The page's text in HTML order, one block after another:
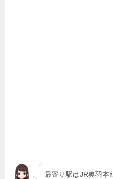
最寄り駅はJR奥羽本